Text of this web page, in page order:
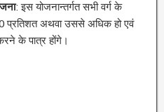
: इस योजनान्तर्गत सभी वर्ग के
प्रतिशत अथवा उससे अधिक हो एवं
के पात्र होंगे।